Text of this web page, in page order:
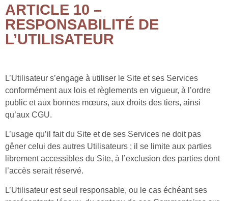
ARTICLE 10 –
RESPONSABILITÉ DE
L’UTILISATEUR
L’Utilisateur s’engage à utiliser le Site et ses Services
conformément aux lois et règlements en vigueur, à l’ordre
public et aux bonnes mœurs, aux droits des tiers, ainsi
qu’aux CGU.
L’usage qu’il fait du Site et de ses Services ne doit pas
gêner celui des autres Utilisateurs ; il se limite aux parties
librement accessibles du Site, à l’exclusion des parties dont
l’accès serait réservé.
L’Utilisateur est seul responsable, ou le cas échéant ses